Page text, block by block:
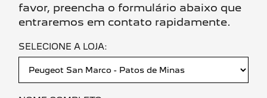
favor, preencha o formulário abaixo que
entraremos em contato rapidamente.
SELECIONE A LOJA: